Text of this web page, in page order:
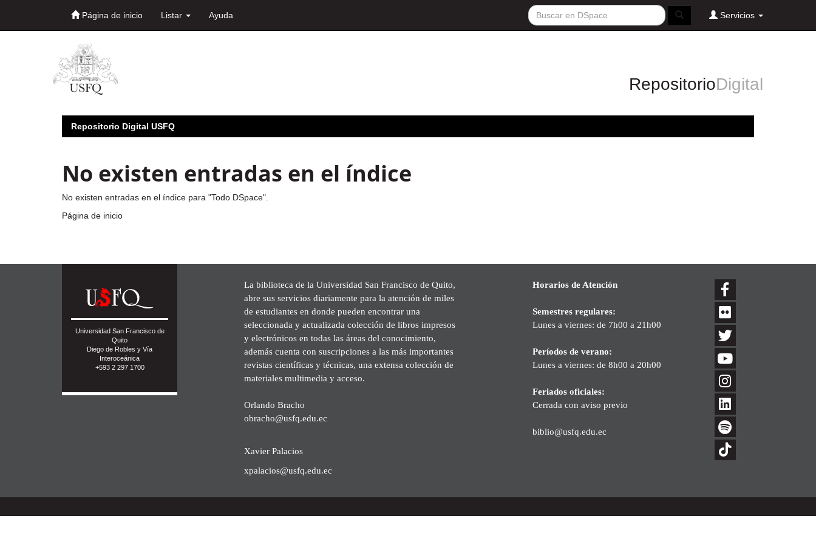
Página de inicio Listar Ayuda Servicios
RepositorioDigital
Repositorio Digital USFQ
No existen entradas en el índice
No existen entradas en el índice para "Todo DSpace".
Página de inicio
Universidad San Francisco de
Quito
Diego de Robles y Vía
Interoceánica
+593 2 297 1700
La biblioteca de la Universidad San Francisco de Quito,
abre sus servicios diariamente para la atención de miles
de estudiantes en donde pueden encontrar una
seleccionada y actualizada colección de libros impresos
y electrónicos en todas las áreas del conocimiento,
además cuenta con suscripciones a las más importantes
revistas científicas y técnicas, una extensa colección de
materiales multimedia y acceso.
Orlando Bracho
obracho@usfq.edu.ec
Xavier Palacios
xpalacios@usfq.edu.ec
Horarios de Atención
Semestres regulares:
Lunes a viernes: de 7h00 a 21h00
Períodos de verano:
Lunes a viernes: de 8h00 a 20h00
Feriados oficiales:
Cerrada con aviso previo
biblio@usfq.edu.ec